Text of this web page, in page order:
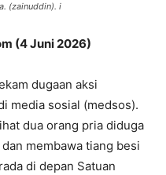
(zainuddin). i
(4 Juni 2026)
dugaan aksi
media sosial (medsos).
dua orang pria diduga
membawa tiang besi
di depan Satuan